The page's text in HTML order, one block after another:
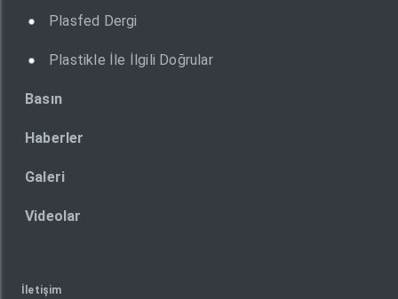
Plasfed Dergi
Plastikle İle İlgili Doğrular
Basın
Haberler
Galeri
Videolar
İletişim